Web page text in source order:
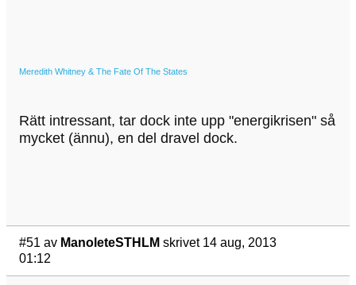
Meredith Whitney & The Fate Of The States
Rätt intressant, tar dock inte upp "energikrisen" så
mycket (ännu), en del dravel dock.
#51 av ManoleteSTHLM skrivet 14 aug, 2013
01:12